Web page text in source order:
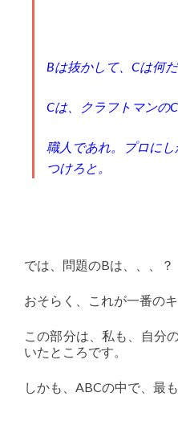
Bは抜かして、Cは何
Cは、クラフトマンのC
職人であれ。プロに
つけろと。
では、問題のBは、、、？
おそらく、これが一番のキ
この部分は、私も、自分
いたところです。
しかも、ABCの中で、最